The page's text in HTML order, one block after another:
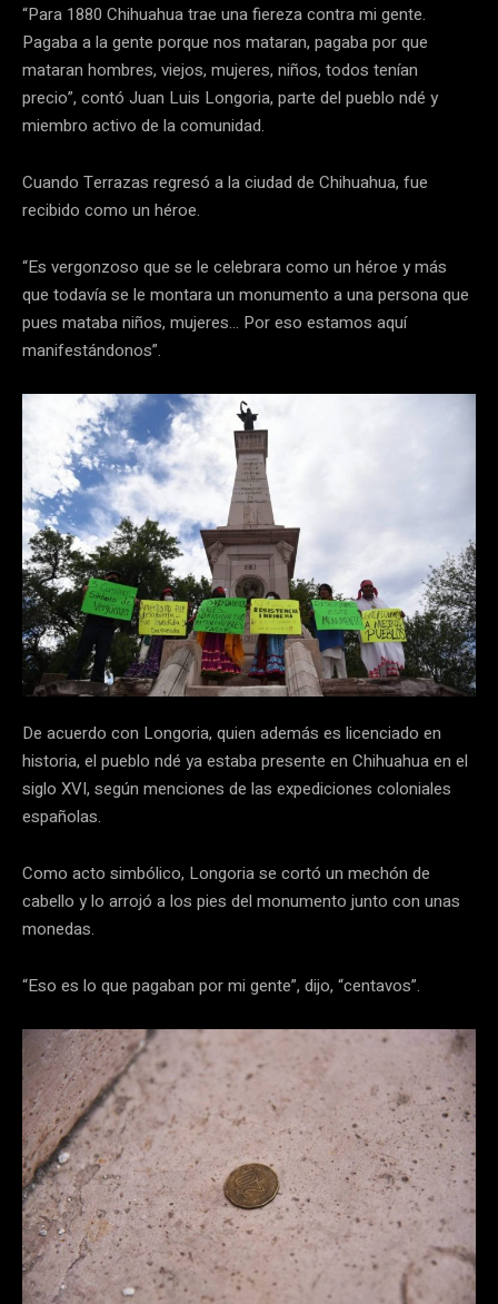
“Para 1880 Chihuahua trae una fiereza contra mi gente.
Pagaba a la gente porque nos mataran, pagaba por que
mataran hombres, viejos, mujeres, niños, todos tenían
precio”, contó Juan Luis Longoria, parte del pueblo ndé y
miembro activo de la comunidad.
Cuando Terrazas regresó a la ciudad de Chihuahua, fue
recibido como un héroe.
“Es vergonzoso que se le celebrara como un héroe y más
que todavía se le montara un monumento a una persona que
pues mataba niños, mujeres… Por eso estamos aquí
manifestándonos”.
De acuerdo con Longoria, quien además es licenciado en
historia, el pueblo ndé ya estaba presente en Chihuahua en el
siglo XVI, según menciones de las expediciones coloniales
españolas.
Como acto simbólico, Longoria se cortó un mechón de
cabello y lo arrojó a los pies del monumento junto con unas
monedas.
“Eso es lo que pagaban por mi gente”, dijo, “centavos”.